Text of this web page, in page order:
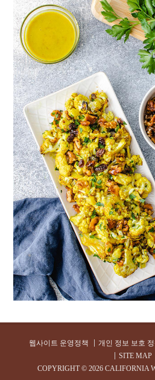
웹사이트 운영정책 개인 정보 보호
SITE MAP
COPYRIGHT © 2026 CALIFORNIA